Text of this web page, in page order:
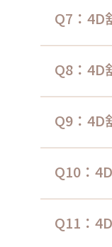
Q7：4D
Q8：4D
Q9：4D
Q10：
Q11：